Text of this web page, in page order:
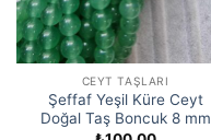
CEYT TAŞLARI
Şeffaf Yeşil Küre Ceyt
Doğal Taş Boncuk 8 mm